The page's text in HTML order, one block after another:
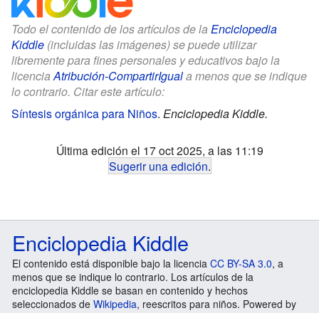
Todo el contenido de los artículos de la Enciclopedia
Kiddle (incluidas las imágenes) se puede utilizar
libremente para fines personales y educativos bajo la
licencia Atribución-CompartirIguala menos que se indique
lo contrario. Citar este artículo:
Síntesis orgánica para Niños. Enciclopedia Kiddle.
Última edición el 17 oct 2025, a las 11:19
Sugerir una edición.
Enciclopedia Kiddle
El contenido está disponible bajo la licencia CC BY-SA 3.0, a
menos que se indique lo contrario. Los artículos de la
enciclopedia Kiddle se basan en contenido y hechos
seleccionados de Wikipedia, reescritos para niños. Powered by